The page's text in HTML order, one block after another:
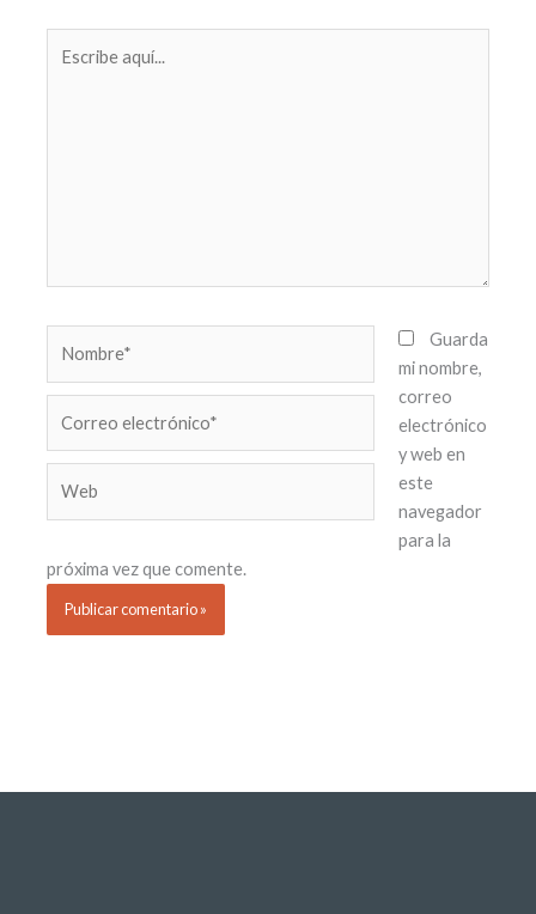
aquí...
electrónico*
Guarda
mi nombre,
correo
electrónico
y web en
este
navegador
para la
próxima vez que comente.